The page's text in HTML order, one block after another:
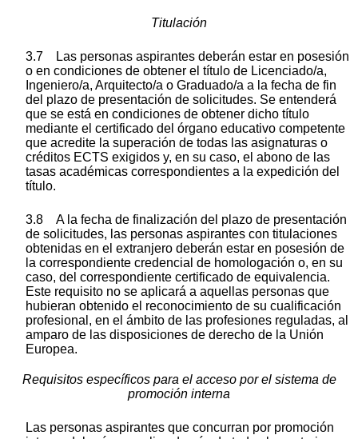
Titulación
3.7 Las personas aspirantes deberán estar en posesión
o en condiciones de obtener el título de Licenciado/a,
Ingeniero/a, Arquitecto/a o Graduado/a a la fecha de fin
del plazo de presentación de solicitudes. Se entenderá
que se está en condiciones de obtener dicho título
mediante el certificado del órgano educativo competente
que acredite la superación de todas las asignaturas o
créditos ECTS exigidos y, en su caso, el abono de las
tasas académicas correspondientes a la expedición del
título.
3.8 A la fecha de finalización del plazo de presentación
de solicitudes, las personas aspirantes con titulaciones
obtenidas en el extranjero deberán estar en posesión de
la correspondiente credencial de homologación o, en su
caso, del correspondiente certificado de equivalencia.
Este requisito no se aplicará a aquellas personas que
hubieran obtenido el reconocimiento de su cualificación
profesional, en el ámbito de las profesiones reguladas, al
amparo de las disposiciones de derecho de la Unión
Europea.
Requisitos específicos para el acceso por el sistema de
promoción interna
Las personas aspirantes que concurran por promoción